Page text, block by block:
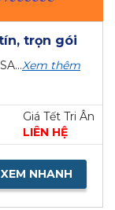
trọn gói
Xem thêm
Giá Tết Tri Ân
LIÊN HỆ
XEM NHANH